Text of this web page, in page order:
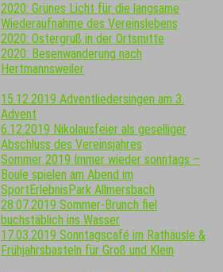
2020: Grünes Licht für die langsame
Wiederaufnahme des Vereinslebens
2020: Ostergruß in der Ortsmitte
2020: Besenwanderung nach
Hertmannsweiler
15.12.2019 Adventliedersingen am 3.
Advent
6.12.2019 Nikolausfeier als geselliger
Abschluss des Vereinsjahres
Sommer 2019 Immer wieder sonntags –
Boule spielen am Abend im
SportErlebnisPark Allmersbach
28.07.2019 Sommer-Brunch fiel
buchstäblich ins Wasser
17.03.2019 Sonntagscafé im Rathäusle &
Frühjahrsbasteln für Groß und Klein